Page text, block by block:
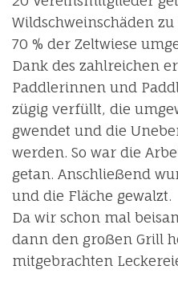
Wildschweinschäden
70 % der Zeltwiese
Dank des zahlreichen
Paddlerinnen und
zügig verfüllt, die
gwendet und die
werden. So war die
getan. Anschließend
und die Fläche gewalzt.
Da wir schon mal
dann den großen Grill
mitgebrachten